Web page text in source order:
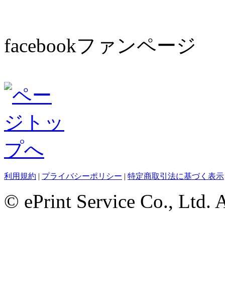
facebookファンページ
利用規約 | プライバシーポリシー | 特定商取引法に基づく表示
© ePrint Service Co., Ltd.